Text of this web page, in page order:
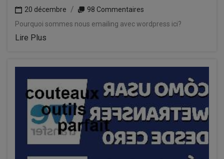
20 décembre
98 Commentaires
Pourquoi sommes nous emailing avec wordpress ici?
Lire Plus